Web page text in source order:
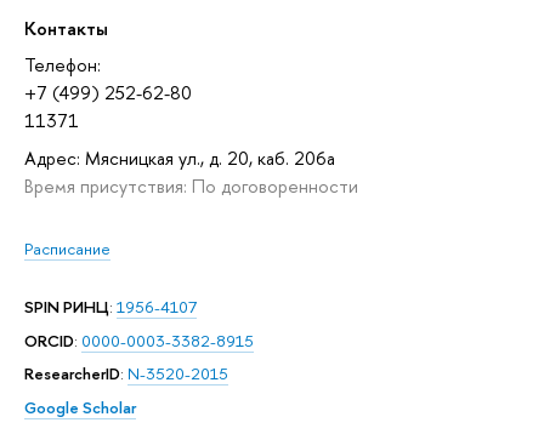
Контакты
Телефон:
+7 (499) 252-62-80
11371
Адрес: Мясницкая ул., д. 20, каб. 206а
Время присутствия: По договоренности
Расписание
SPIN РИНЦ: 1956-4107
ORCID: 0000-0003-3382-8915
ResearcherID: N-3520-2015
Google Scholar